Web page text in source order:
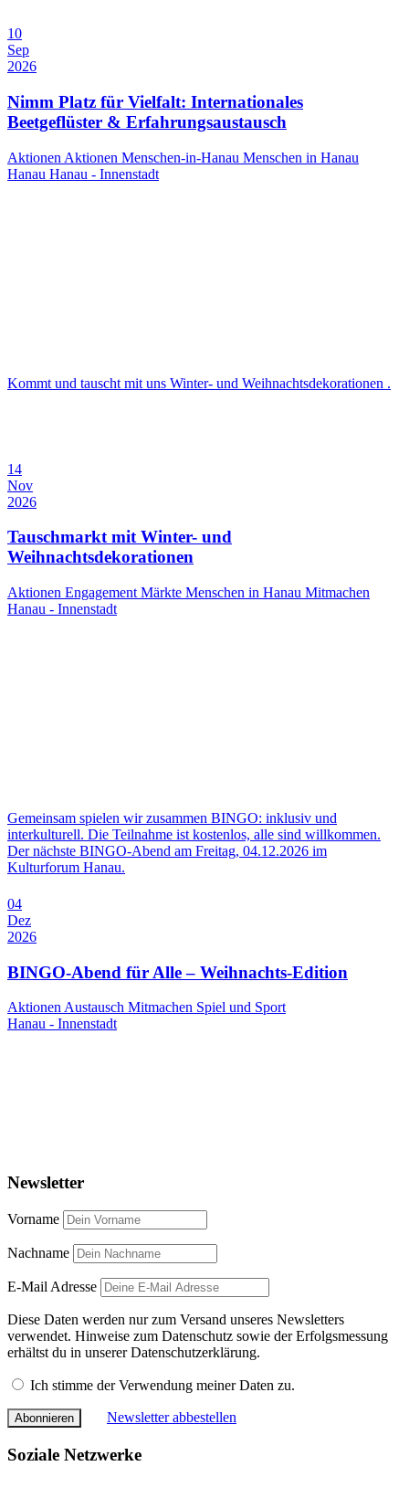
10
Sep
2026
Nimm Platz für Vielfalt: Internationales
Beetgeflüster & Erfahrungsaustausch
Aktionen Aktionen Menschen-in-Hanau Menschen in Hanau
Hanau Hanau - Innenstadt
Kommt und tauscht mit uns Winter- und Weihnachtsdekorationen .
14
Nov
2026
Tauschmarkt mit Winter- und
Weihnachtsdekorationen
Aktionen Engagement Märkte Menschen in Hanau Mitmachen
Hanau - Innenstadt
Gemeinsam spielen wir zusammen BINGO: inklusiv und
interkulturell. Die Teilnahme ist kostenlos, alle sind willkommen.
Der nächste BINGO-Abend am Freitag, 04.12.2026 im
Kulturforum Hanau.
04
Dez
2026
BINGO-Abend für Alle – Weihnachts-Edition
AktionenAustausch Mitmachen Spiel und Sport
Hanau - Innenstadt
Newsletter
Vorname
Nachname
E-Mail Adresse
Diese Daten werden nur zum Versand unseres Newsletters
verwendet. Hinweise zum Datenschutz sowie der Erfolgsmessung
erhältst du in unserer Datenschutzerklärung.
Ich stimme der Verwendung meiner Daten zu.
Newsletter abbestellen
Soziale Netzwerke